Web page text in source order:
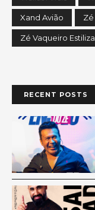
Xand Avião
Zé Vaqueiro
RECENT POSTS